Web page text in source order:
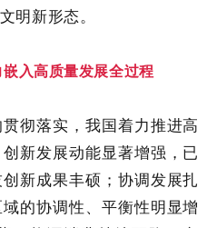
明新形态。
入高质量发展全过程
彻落实，我国着力推进高
新发展动能显著增强，已
新成果丰硕；协调发展扎
的协调性、平衡性明显增